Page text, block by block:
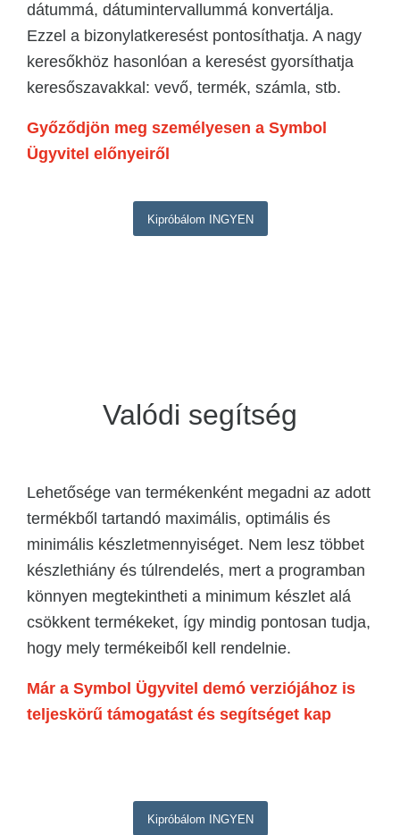
dátummá, dátumintervallummá konvertálja.
Ezzel a bizonylatkeresést pontosíthatja. A nagy
keresőkhöz hasonlóan a keresést gyorsíthatja
keresőszavakkal: vevő, termék, számla, stb.
Győződjön meg személyesen a Symbol
Ügyvitel előnyeiről
Kipróbálom INGYEN
Valódi segítség
Lehetősége van termékenként megadni az adott
termékből tartandó maximális, optimális és
minimális készletmennyiséget. Nem lesz többet
készlethiány és túlrendelés, mert a programban
könnyen megtekintheti a minimum készlet alá
csökkent termékeket, így mindig pontosan tudja,
hogy mely termékeiből kell rendelnie.
Már a Symbol Ügyvitel demó verziójához is
teljeskörű támogatást és segítséget kap
Kipróbálom INGYEN